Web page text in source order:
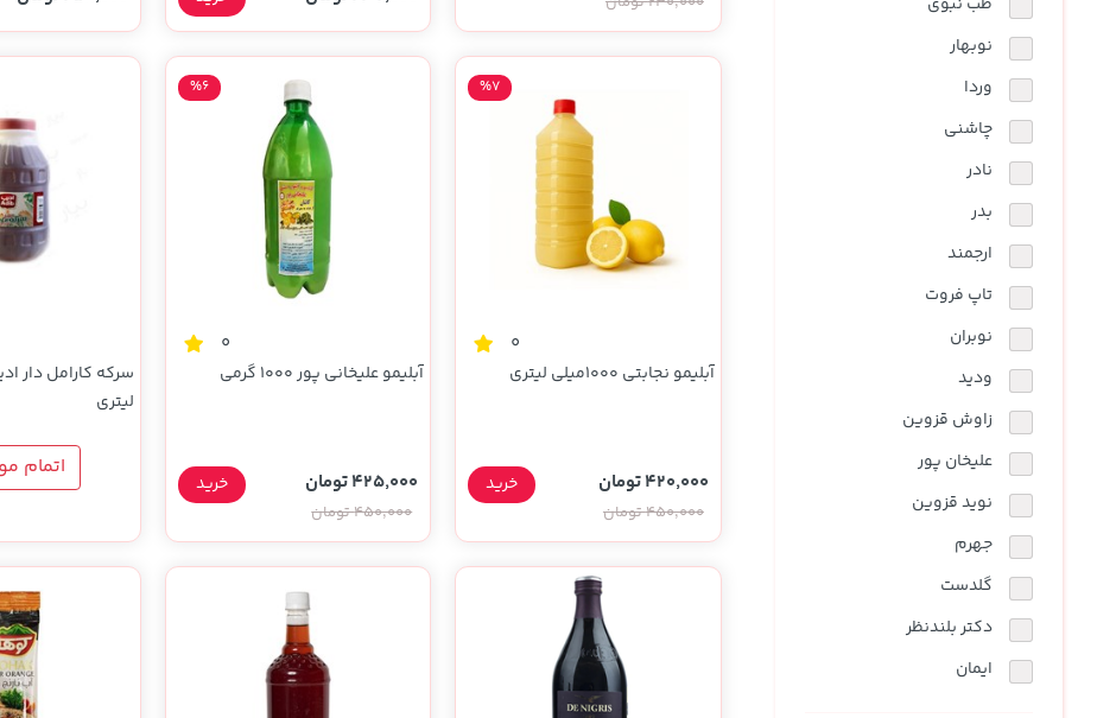
نوبهار
وردا
چاشنی
نادر
بدر
ارجمند
تاپ فروت
نوبران
ودید
زاوش قزوین
علیخان پور
نوید قزوین
جهرم
گلدست
دکتر بلندنظر
ایمان
0
آبلیمو نجابتی 1000میلی لیتری
%7
420,000 تومان
450,000 تومان
خرید
0
آبلیمو علیخانی پور 1000 گرمی
%6
425,000 تومان
450,000 تومان
خرید
لیتری
اتمام